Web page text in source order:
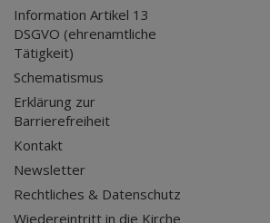
Information Artikel 13
DSGVO (ehrenamtliche
Tätigkeit)
Schematismus
Erklärung zur
Barrierefreiheit
Kontakt
Newsletter
Rechtliches & Datenschutz
Wiedereintritt in die Kirche